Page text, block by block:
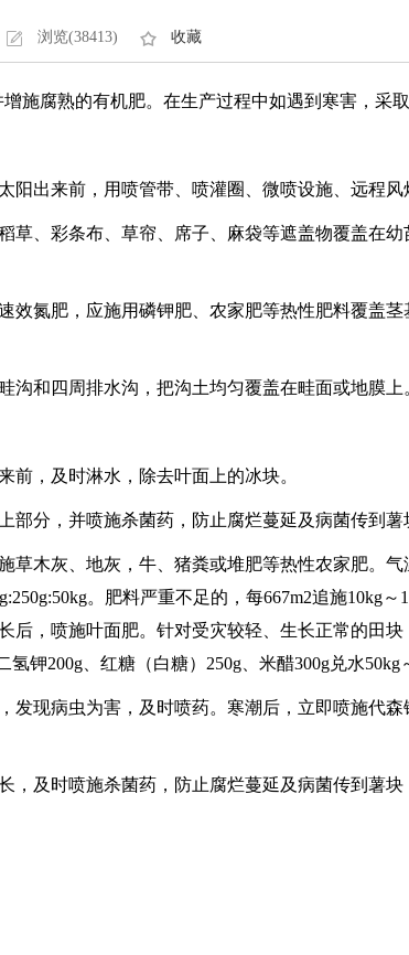
浏览(38413) 收藏
施腐熟的有机肥。在生产过程中如遇到寒害，采
阳出来前，用喷管带、喷灌圈、微喷设施、远程风
草、彩条布、草帘、席子、麻袋等遮盖物覆盖在
效氮肥，应施用磷钾肥、农家肥等热性肥料覆盖
沟和四周排水沟，把沟土均匀覆盖在畦面或地膜
前，及时淋水，除去叶面上的冰块。
部分，并喷施杀菌药，防止腐烂蔓延及病菌传到薯
草木灰、地灰，牛、猪粪或堆肥等热性农家肥。
。肥料严重不足的，每667m2追施
后，喷施叶面肥。针对受灾较轻、生长正常的田
钾200g、红糖（白糖）250g、米醋300g兑水50kg
发现病虫为害，及时喷药。寒潮后，立即喷施代
，及时喷施杀菌药，防止腐烂蔓延及病菌传到薯